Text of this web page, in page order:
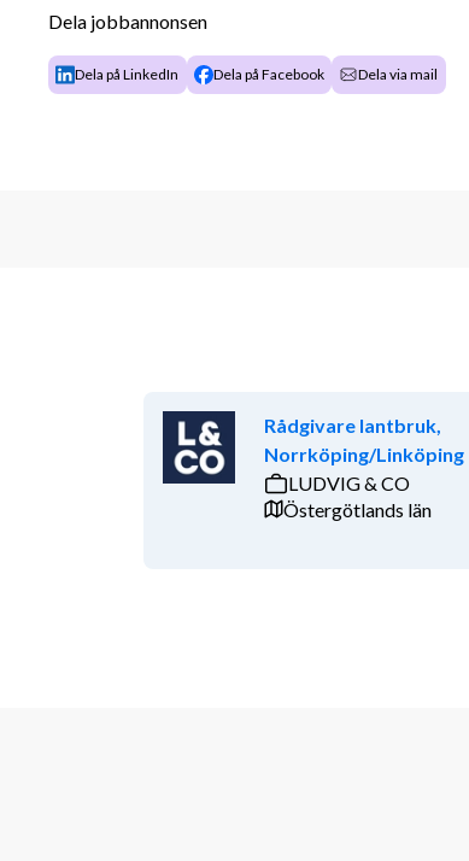
Dela jobbannonsen
Dela på LinkedIn Dela på Facebook Dela via mail
Rådgivare lantbruk,
Norrköping/Linköping
LUDVIG & CO
Östergötlands län